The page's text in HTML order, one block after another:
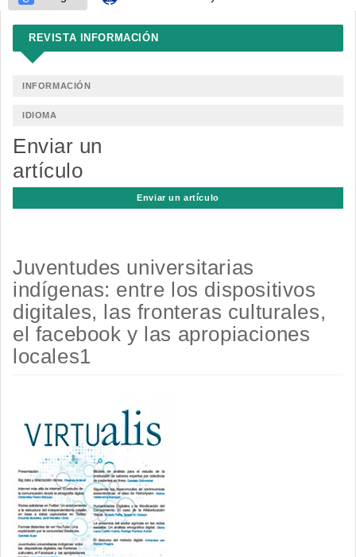
REVISTA INFORMACIÓN
INFORMACIÓN
IDIOMA
Enviar un
artículo
Enviar un artículo
Juventudes universitarias
indígenas: entre los dispositivos
digitales, las fronteras culturales,
el facebook y las apropiaciones
locales1
lateral
del
artículo